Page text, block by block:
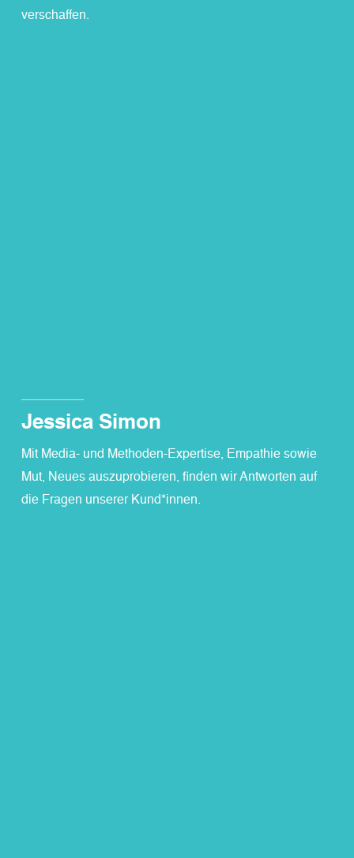
verschaffen.
Jessica Simon
Mit Media- und Methoden-Expertise, Empathie sowie
Mut, Neues auszuprobieren, finden wir Antworten auf
die Fragen unserer Kund*innen.